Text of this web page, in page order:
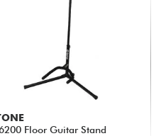
Floor Guitar Stand